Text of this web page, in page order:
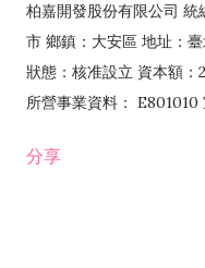
柏嘉開發股份有限公司 統
市 鄉鎮：大安區 地址：
狀態：核准設立 資本額
所營事業資料：
發業 H703090 不動產買
分享